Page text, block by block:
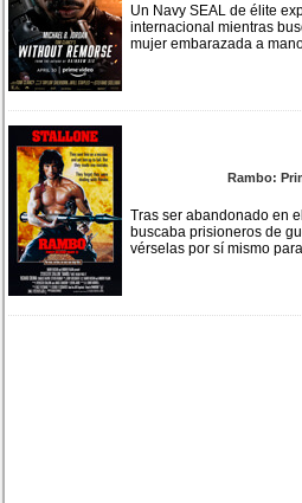
Un Navy SEAL de élite
internacional mientras
mujer embarazada a
Rambo:
Tras ser abandonado en
buscaba prisioneros de
vérselas por sí mismo